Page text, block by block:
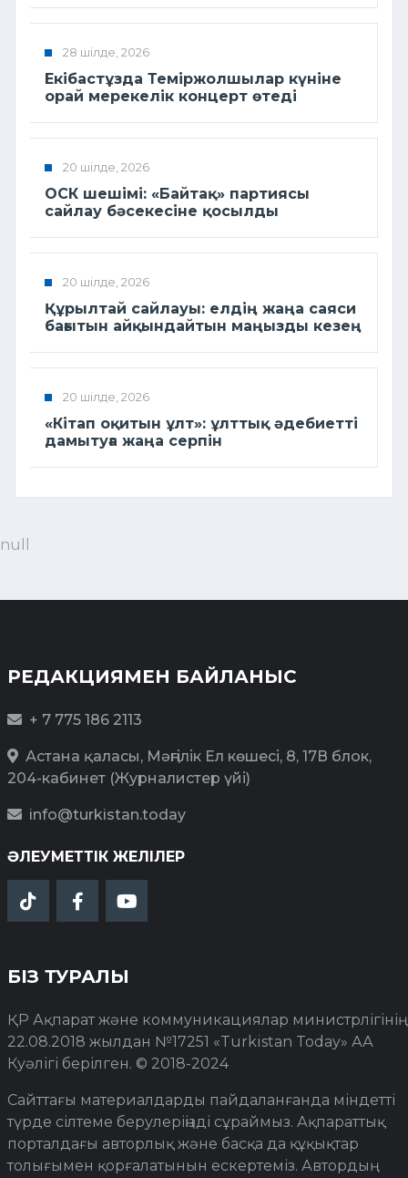
28 шілде, 2026
Екібастұзда Теміржолшылар күніне
орай мерекелік концерт өтеді
20 шілде, 2026
ОСК шешімі: «Байтақ» партиясы
сайлау бәсекесіне қосылды
20 шілде, 2026
Құрылтай сайлауы: елдің жаңа саяси
бағытын айқындайтын маңызды кезең
20 шілде, 2026
«Кітап оқитын ұлт»: ұлттық әдебиетті
дамытуға жаңа серпін
null
РЕДАКЦИЯМЕН БАЙЛАНЫС
+ 7 775 186 2113
Астана қаласы, Мәңгілік Ел көшесі, 8, 17В блок,
204-кабинет (Журналистер үйі)
info@turkistan.today
ӘЛЕУМЕТТІК ЖЕЛІЛЕР
БІЗ ТУРАЛЫ
ҚР Ақпарат және коммуникациялар министрлігінің
22.08.2018 жылдан №17251 «Turkistan Today» АА
Куәлігі берілген. © 2018-2024
Сайттағы материалдарды пайдаланғанда міндетті
түрде сілтеме берулеріңізді сұраймыз. Ақпараттық
порталдағы авторлық және басқа да құқықтар
толығымен қорғалатынын ескертеміз. Автордың